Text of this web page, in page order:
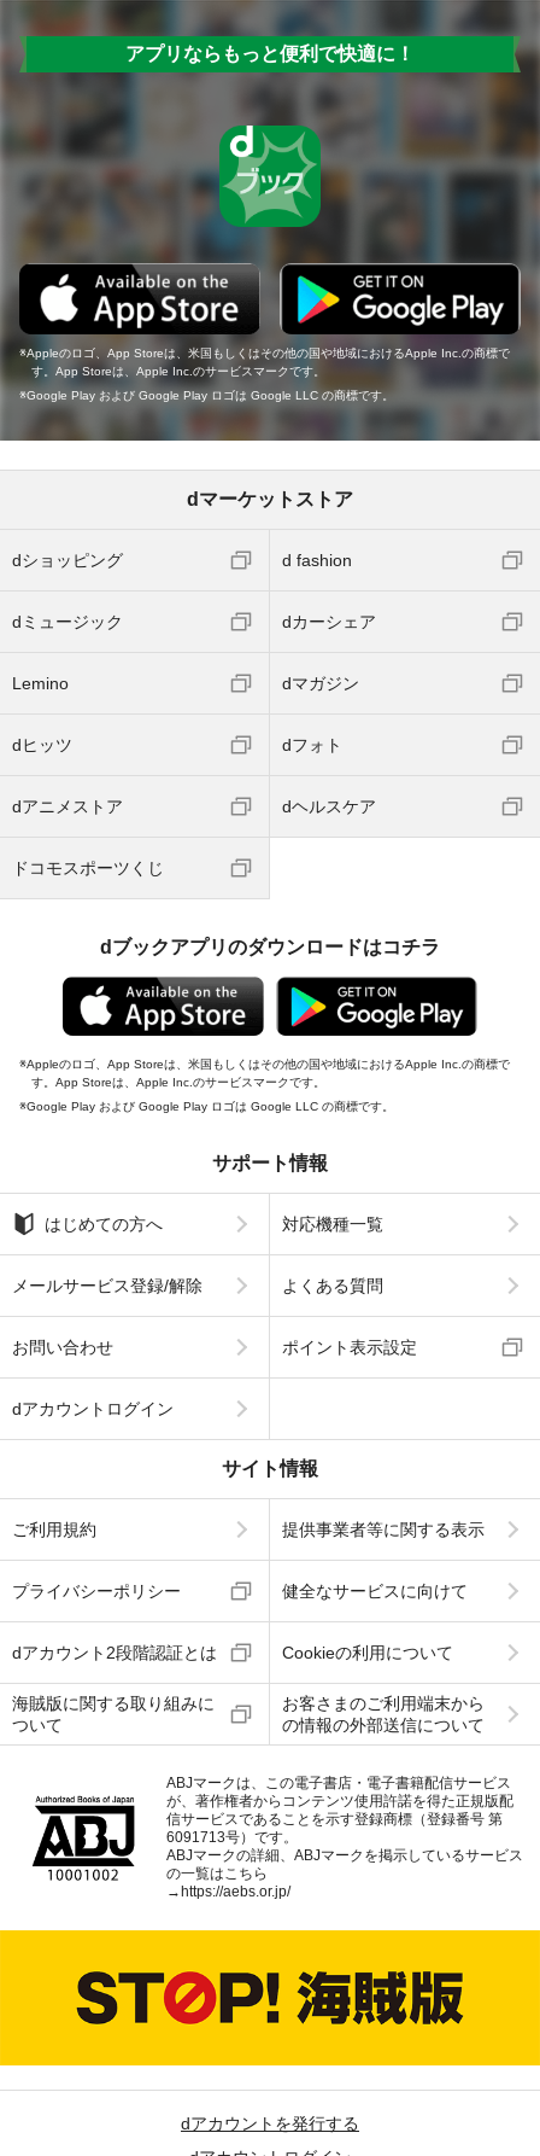
アプリならもっと便利で快適に！
Appleのロゴ、App Storeは、米国もしくはその他の国や地域におけるApple Inc.の商標で
す。App Storeは、Apple Inc.のサービスマークです。
Google Play および Google Play ロゴは Google LLC の商標です。
dマーケットストア
dショッピング d fashion
dミュージック dカーシェア
Lemino dマガジン
dヒッツ dフォト
dアニメストア dヘルスケア
ドコモスポーツくじ
dブックアプリのダウンロードはコチラ
Appleのロゴ、App Storeは、米国もしくはその他の国や地域におけるApple Inc.の商標で
す。App Storeは、Apple Inc.のサービスマークです。
Google Play および Google Play ロゴは Google LLC の商標です。
サポート情報
はじめての方へ 対応機種一覧
メールサービス登録/解除 よくある質問
お問い合わせ ポイント表示設定
dアカウントログイン
サイト情報
ご利用規約 提供事業者等に関する表示
プライバシーポリシー 健全なサービスに向けて
dアカウント2段階認証とは Cookieの利用について
海賊版に関する取り組みに
ついて
お客さまのご利用端末から
の情報の外部送信について
ABJマークは、この電子書店・電子書籍配信サービス
が、著作権者からコンテンツ使用許諾を得た正規版配
信サービスであることを示す登録商標（登録番号 第
6091713号）です。
ABJマークの詳細、ABJマークを掲示しているサービス
の一覧はこちら
→ https://aebs.or.jp/
dアカウントを発行する